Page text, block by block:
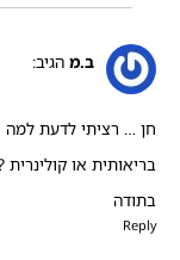
ב.מ הגיב:
חן … רציתי לדעת
בריאותית או קולינרית
בתודה
Reply